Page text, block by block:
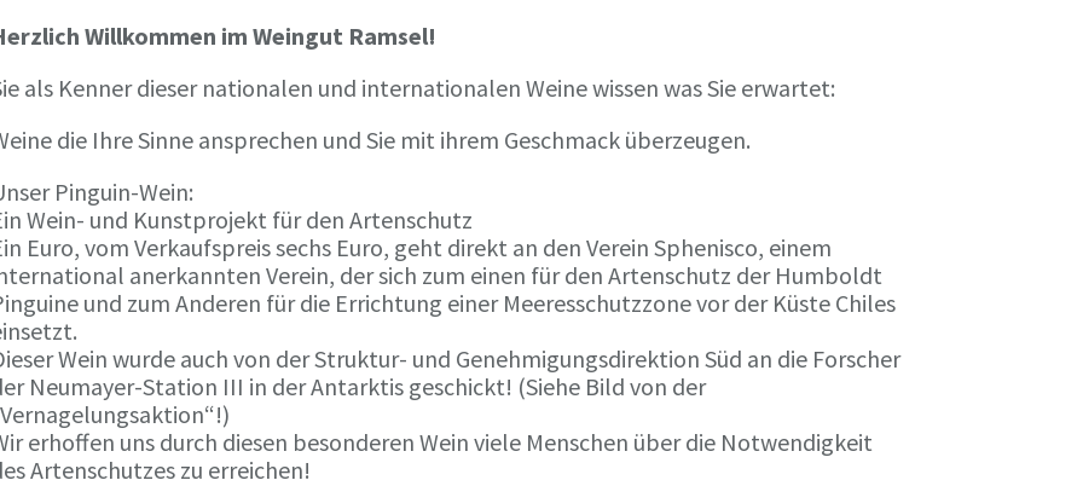
Willkommen im Weingut Ramsel!
als Kenner dieser nationalen und internationalen Weine wissen was Sie erwartet:
die Ihre Sinne ansprechen und Sie mit ihrem Geschmack überzeugen.
Pinguin-Wein:
Wein- und Kunstprojekt für den Artenschutz
Euro, vom Verkaufspreis sechs Euro, geht direkt an den Verein Sphenisco, einem
anerkannten Verein, der sich zum einen für den Artenschutz der Humboldt
und zum Anderen für die Errichtung einer Meeresschutzzone vor der Küste Chiles
Wein wurde auch von der Struktur- und Genehmigungsdirektion Süd an die Forscher
Neumayer-Station III in der Antarktis geschickt! (Siehe Bild von der
erhoffen uns durch diesen besonderen Wein viele Menschen über die Notwendigkeit
Artenschutzes zu erreichen!